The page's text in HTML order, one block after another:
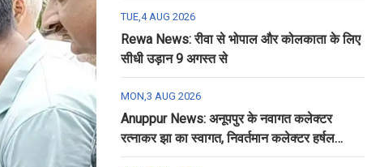
TUE,4 AUG 2026
Rewa News: रीवा से भोपाल और कोलकाता के लिए
सीधी उड़ान 9 अगस्त से
MON,3 AUG 2026
Anuppur News: अनूपपुर के नवागत कलेक्टर
रत्नाकर झा का स्वागत, निवर्तमान कलेक्टर हर्षल
पंचोली को दी गई विदाई